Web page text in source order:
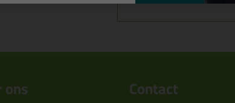
ons Contact